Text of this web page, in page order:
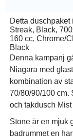
Detta
Streak, Black,
160 cc, Chrome/
Black
Denna kampanj
Niagara med
kombination av
70/80/90/100 cm.
och takdusch
Stone är en mjuk
badrummet en